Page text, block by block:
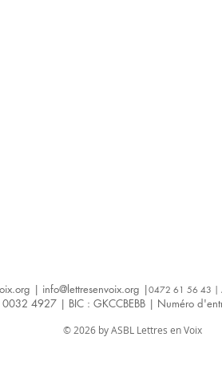
| info@lettresenvoix.org |0472 61 56 43 |
4927 | BIC : GKCCBEBB | Numéro
© 2026 by ASBL Lettres en Voix